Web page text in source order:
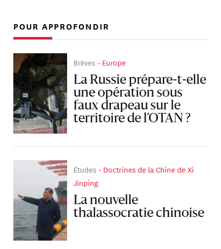
POUR APPROFONDIR
Brèves Europe
La Russie prépare-t-elle
une opération sous
faux drapeau sur le
territoire de l’OTAN ?
Études
Doctrines de la Chine de Xi
Jinping
La nouvelle
thalassocratie chinoise